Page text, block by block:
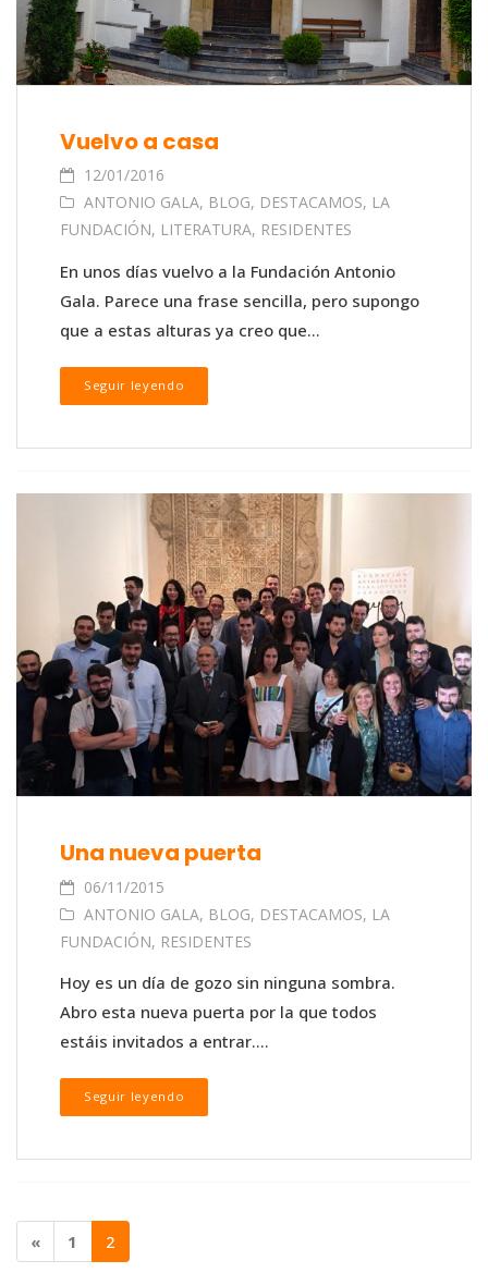
Vuelvo a casa
12/01/2016
ANTONIO GALA, BLOG, DESTACAMOS, LA
FUNDACIÓN, LITERATURA, RESIDENTES
En unos días vuelvo a la Fundación Antonio
Gala. Parece una frase sencilla, pero supongo
que a estas alturas ya creo que...
Seguir leyendo
Una nueva puerta
06/11/2015
ANTONIO GALA, BLOG, DESTACAMOS, LA
FUNDACIÓN, RESIDENTES
Hoy es un día de gozo sin ninguna sombra.
Abro esta nueva puerta por la que todos
estáis invitados a entrar....
Seguir leyendo
« 1 2